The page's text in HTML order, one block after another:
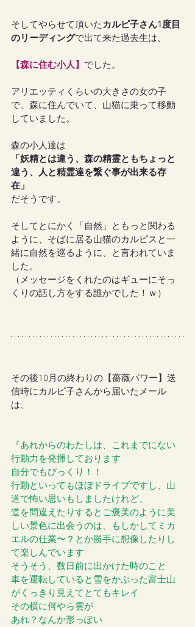
そしてやらせて頂いたカルピ子さん1度目
のリーディングで出て来た過去生は、
【森に住む小人】 でした。
アリエッティくらいの大きさの女の子
で、森に住んでいて、山猫に乗って移動
していました。
森の小人達は
「妖精とは違う、森の精霊ともちょっと
違う、人と精霊達を繋ぐ事が出来る存
在」
だそうです。
そしてとにかく「自然」ともっと関わる
ように、そばに居る山猫のカルピスと一
緒に自然を巡るように、と言われていま
した。
（メッセージをくれたのはギューにそっ
くりの話し方をする誰かでした！ｗ）
その後10月の終わりの【薔薇パワー】送
信時にカルピ子さんから届いたメール
は、
『あれからのわたしは、これまでにない
行動力を発揮しております
自分でもびっくり！！
行動といってもほぼドライブですし、山
道で怖い思いもしましたけれど、
道を間違えたりするとご褒美のように美
しい景色に出会うのは、もしかしてミカ
エルの仕業〜？とか勝手に想像したりし
て楽しんでいます
そうそう、数日前に出かけた時のこと
車を運転していると雪をかぶった富士山
がくっきり見えてとてもキレイ
その横に何やら雲が
あれ？なんか形っぽい